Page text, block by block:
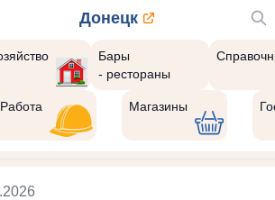
Донецк
Бары
- рестораны
Работа Магазины